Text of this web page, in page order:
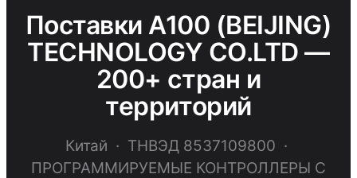
Поставки A100 (BEIJING)
TECHNOLOGY CO.LTD —
200+ стран и
территорий
Китай · ТНВЭД 8537109800 ·
ПРОГРАММИРУЕМЫЕ КОНТРОЛЛЕРЫ С